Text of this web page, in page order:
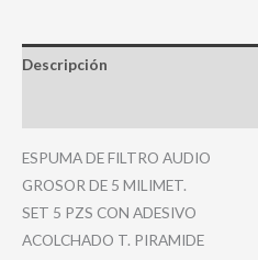
Descripción
ESPUMA DE FILTRO AUDIO
GROSOR DE 5 MILIMET.
SET 5 PZS CON ADESIVO
ACOLCHADO T. PIRAMIDE